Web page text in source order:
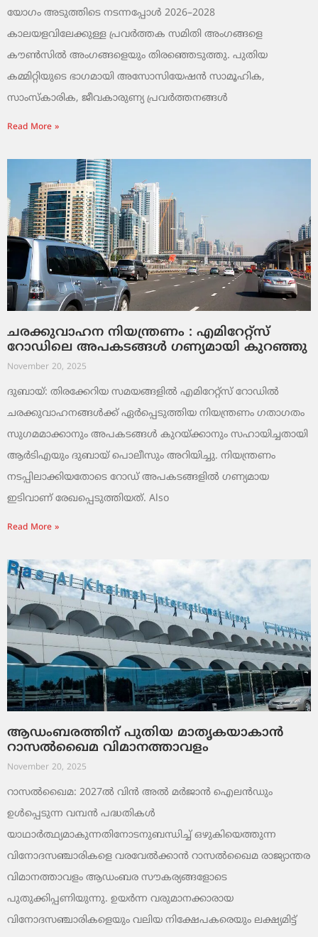
യോഗം അടുത്തിടെ നടന്നപ്പോൾ 2026–2028
കാലയളവിലേക്കുള്ള പ്രവർത്തക സമിതി അംഗങ്ങളെ
കൗൺസിൽ അംഗങ്ങളെയും തിരഞ്ഞെടുത്തു. പുതിയ
കമ്മിറ്റിയുടെ ഭാഗമായി അസോസിയേഷൻ സാമൂഹിക,
സാംസ്‌കാരിക, ജീവകാരുണ്യ പ്രവർത്തനങ്ങൾ
Read More »
ചരക്കുവാഹന നിയന്ത്രണം : എമിറേറ്റ്സ്
റോഡിലെ അപകടങ്ങൾ ഗണ്യമായി കുറഞ്ഞു
November 20, 2025
ദുബായ്: തിരക്കേറിയ സമയങ്ങളിൽ എമിറേറ്റ്സ് റോഡിൽ
ചരക്കുവാഹനങ്ങൾക്ക് ഏർപ്പെടുത്തിയ നിയന്ത്രണം ഗതാഗതം
സുഗമമാക്കാനും അപകടങ്ങൾ കുറയ്ക്കാനും സഹായിച്ചതായി
ആർടിഎയും ദുബായ് പൊലീസും അറിയിച്ചു. നിയന്ത്രണം
നടപ്പിലാക്കിയതോടെ റോഡ് അപകടങ്ങളിൽ ഗണ്യമായ
ഇടിവാണ് രേഖപ്പെടുത്തിയത്. Also
Read More »
ആഡംബരത്തിന് പുതിയ മാതൃകയാകാൻ
റാസൽഖൈമ വിമാനത്താവളം
November 20, 2025
റാസൽഖൈമ: 2027ൽ വിൻ അൽ മർജാൻ ഐലൻഡും
ഉൾപ്പെടുന്ന വമ്പൻ പദ്ധതികൾ
യാഥാർത്ഥ്യമാകുന്നതിനോടനുബന്ധിച്ച് ഒഴുകിയെത്തുന്ന
വിനോദസഞ്ചാരികളെ വരവേൽക്കാൻ റാസൽഖൈമ രാജ്യാന്തര
വിമാനത്താവളം ആഡംബര സൗകര്യങ്ങളോടെ
പുതുക്കിപ്പണിയുന്നു. ഉയർന്ന വരുമാനക്കാരായ
വിനോദസഞ്ചാരികളെയും വലിയ നിക്ഷേപകരെയും ലക്ഷ്യമിട്ട്